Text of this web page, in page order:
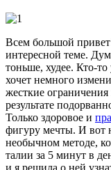
Всем большой
интересной теме.
тоньше, худее. Кто-
хочет немного
жесткие
результате
Только здоровое и
фигуру мечты. И вот
необычном методе,
талии за 5 минут в